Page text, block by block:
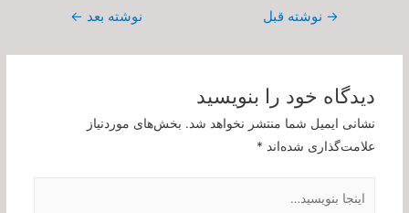
راهبری
→ نوشته قبل نوشته بعد ←
دیدگاه‌ خود را بنویسید
نشانی ایمیل شما منتشر نخواهد شد. بخش‌های موردنیاز
علامت‌گذاری شده‌اند *